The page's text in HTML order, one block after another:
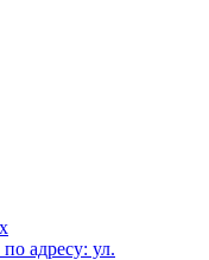
адресу: ул.